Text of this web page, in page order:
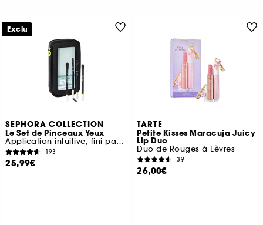
SEPHORA COLLECTION
Le Set de Pinceaux Yeux
Application intuitive, fini parfait
193
25,99€
Exclu
TARTE
Petite Kisses Maracuja Juicy
Lip Duo
Duo de Rouges à Lèvres
39
26,00€